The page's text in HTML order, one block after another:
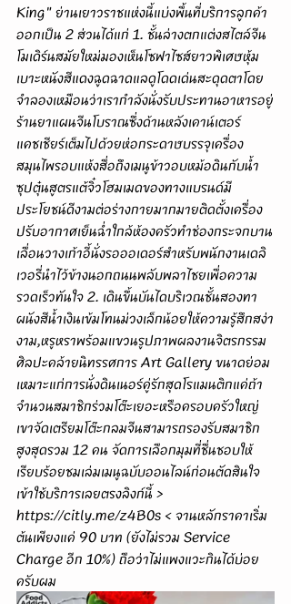
King" ย่านเยาวราชแห่งนี้แบ่งพื้นที่บริการลูกค้า
ออกเป็น 2 ส่วนได้แก่ 1. ชั้นล่างตกแต่งสไตล์จีน
โมเดิร์นสมัยใหม่มองเห็นโซฟาไซส์ยาวพิเศษหุ้ม
เบาะหนังสีแดงฉูดฉาดแลดูโดดเด่นสะดุดตาโดย
จำลองเหมือนว่าเรากำลังนั่งรับประทานอาหารอยู่
ร้านยาแผนจีนโบราณซึ่งด้านหลังเคาน์เตอร์
แคชเชียร์เต็มไปด้วยห่อกระดาษบรรจุเครื่อง
สมุนไพรอบแห้งสื่อถึงเมนูข้าวอบหม้อดินกับน้ำ
ซุปตุ๋นสูตรแต้จิ๋วโฮมเมดของทางแบรนด์มี
ประโยชน์ดีงามต่อร่างกายมากมายติดตั้งเครื่อง
ปรับอากาศเย็นฉ่ำใกล้ห้องครัวทำช่องกระจกบาน
เลื่อนวางเก้าอี้นั่งรอออเดอร์สำหรับพนักงานเดลิ
เวอรี่นำไว้ข้างนอกถนนพลับพลาไชยเพื่อความ
รวดเร็วทันใจ 2. เดินขึ้นบันไดบริเวณชั้นสองทา
ผนังสีน้ำเงินเข้มโทนม่วงเล็กน้อยให้ความรู้สึกสง่า
งาม,หรูหราพร้อมแขวนรูปภาพผลงานจิตรกรรม
ศิลปะคล้ายนิทรรศการ Art Gallery ขนาดย่อม
เหมาะแก่การนั่งดินเนอร์คู่รักสุดโรแมนติกแค่ถ้า
จำนวนสมาชิกร่วมโต๊ะเยอะหรือครอบครัวใหญ่
เขาจัดเตรียมโต๊ะกลมจีนสามารถรองรับสมาชิก
สูงสุดรวม 12 คน จัดการเลือกมุมที่ชื่นชอบให้
เรียบร้อยชมเล่มเมนูฉบับออนไลน์ก่อนตัดสินใจ
เข้าใช้บริการเลยตรงลิงก์นี้ >
https://citly.me/z4B0s < จานหลักราคาเริ่ม
ต้นเพียงแค่ 90 บาท (ยังไม่รวม Service
Charge อีก 10%) ถือว่าไม่แพงแวะกินได้บ่อย
ครับผม